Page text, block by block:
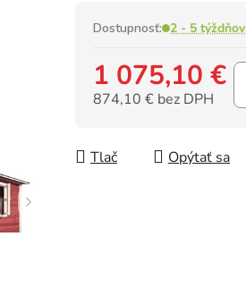
hviezdičiek.
Dostupnosť: 2 - 5 týždňov
1 075,10 €
874,10 € bez DPH
Tlač
Opýtať sa